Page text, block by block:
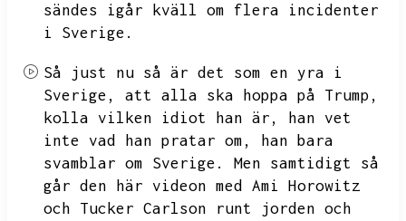
sändes igår kväll om flera incidenter
i Sverige.
Så just nu så är det som en yra i
Sverige,
att alla ska hoppa på Trump,
kolla vilken idiot han är,
han vet
inte vad han pratar om,
han bara
svamblar om Sverige.
Men samtidigt så
går den här videon med Ami Horowitz
och Tucker Carlson runt jorden och